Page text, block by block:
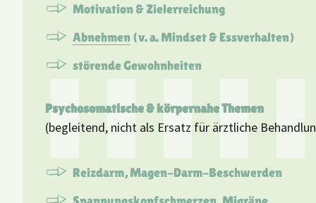
Motivation & Zielerreichung
Abnehmen (v. a. Mindset & Essverhalten)
störende Gewohnheiten
Psychosomatische & körpernahe Themen
(begleitend, nicht als Ersatz für ärztliche
Reizdarm, Magen-Darm-Beschwerden